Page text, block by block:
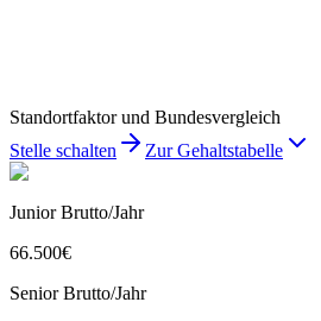
Standortfaktor und Bundesvergleich
Stelle schalten
Zur Gehaltstabelle
Junior Brutto/Jahr
66.500€
Senior Brutto/Jahr